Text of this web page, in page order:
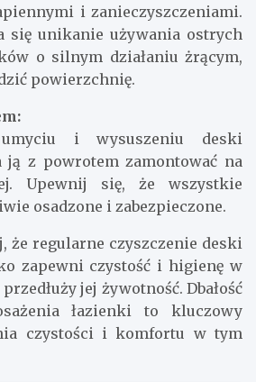
i zanieczyszczeniami.
się unikanie używania ostrych
o silnym działaniu żrącym,
powierzchnię.
i wysuszeniu deski
ją z powrotem zamontować na
Upewnij się, że wszystkie
osadzone i zabezpieczone.
że regularne czyszczenie deski
zapewni czystość i higienę w
jej żywotność. Dbałość
łazienki to kluczowy
czystości i komfortu w tym